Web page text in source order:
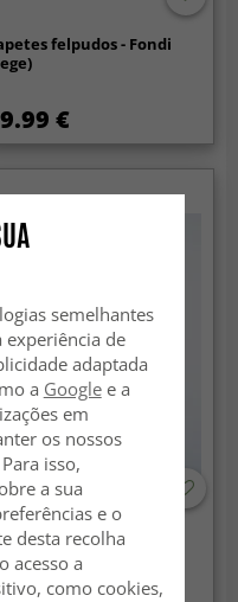
felpudos - Fondi
€
de lã - Hamilton
Taupe)
semelhantes
de
adaptada
a Googlee a
em
os nossos
isso,
a sua
e o
desta recolha
acesso a
como cookies,